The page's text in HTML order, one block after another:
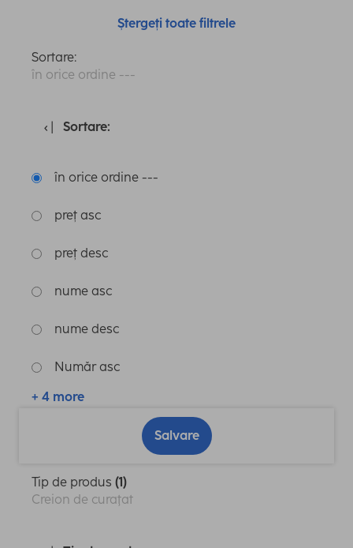
Ștergeți toate filtrele
Sortare:
în orice ordine ---
Sortare:
în orice ordine ---
preț asc
preț desc
nume asc
nume desc
Număr asc
+ 4 more
Salvare
Tip de produs (1)
Creion de curaţat